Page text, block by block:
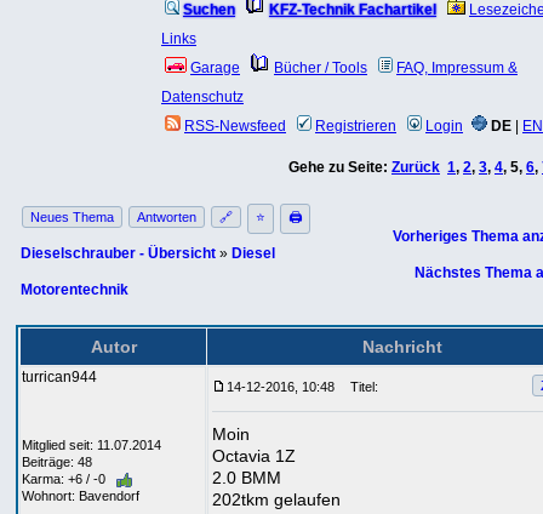
Suchen KFZ-Technik Fachartikel
Links
Garage
Bücher / Tools
FAQ, Impressum &
Datenschutz
RSS-Newsfeed
Registrieren Login DE EN
Gehe zu Seite: Zurück 1, 2, 3, 4, 5, 6,
Neues Thema Antworten 🔗 ⭐ 🖨
Dieselschrauber - Übersicht » Diesel
Motorentechnik
Vorheriges Thema
Nächstes Thema
Autor Nachricht
turrican944
Mitglied seit: 11.07.2014
Beiträge: 48
Karma: +6 / -0
Wohnort: Bavendorf
14-12-2016, 10:48 Titel:
Moin
Octavia 1Z
2.0 BMM
202tkm gelaufen